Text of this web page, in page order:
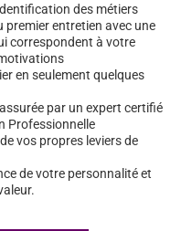
des métiers
entretien avec une
correspondent à votre
en seulement quelques
par un expert certifié
Professionnelle
vos propres leviers de
de votre personnalité et